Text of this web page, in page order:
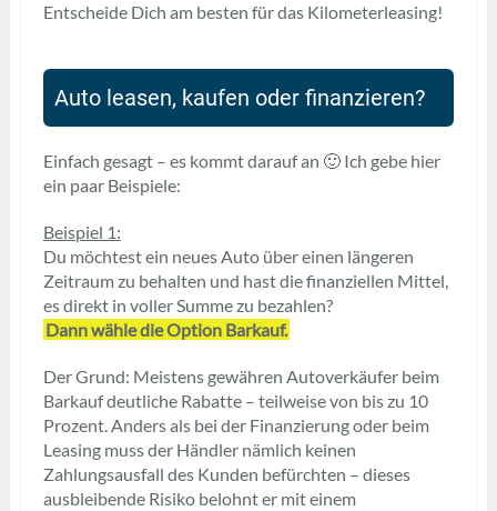
Entscheide Dich am besten für das Kilometerleasing!
Auto leasen, kaufen oder finanzieren?
Einfach gesagt – es kommt darauf an 🙂 Ich gebe hier
ein paar Beispiele:
Beispiel 1:
Du möchtest ein neues Auto über einen längeren
Zeitraum zu behalten und hast die finanziellen Mittel,
es direkt in voller Summe zu bezahlen?
Dann wähle die Option Barkauf.
Der Grund: Meistens gewähren Autoverkäufer beim
Barkauf deutliche Rabatte – teilweise von bis zu 10
Prozent. Anders als bei der Finanzierung oder beim
Leasing muss der Händler nämlich keinen
Zahlungsausfall des Kunden befürchten – dieses
ausbleibende Risiko belohnt er mit einem